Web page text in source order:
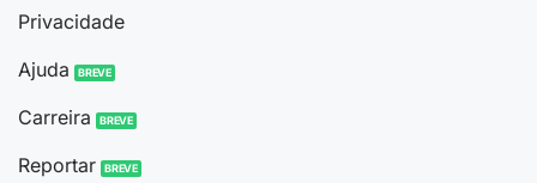
Privacidade
Ajuda
Carreira
Reportar